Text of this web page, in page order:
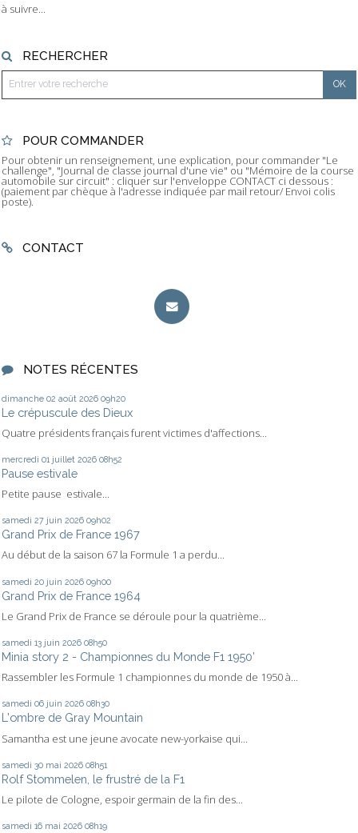
à suivre...
RECHERCHER
POUR COMMANDER
Pour obtenir un renseignement, une explication, pour commander "Le
challenge", "Journal de classe journal d'une vie" ou "Mémoire de la course
automobile sur circuit" : cliquer sur l'enveloppe CONTACT ci dessous :
(paiement par chèque à l'adresse indiquée par mail retour/ Envoi colis
poste).
CONTACT
NOTES RÉCENTES
dimanche 02 août 2026 09h20
Le crépuscule des Dieux
Quatre présidents français furent victimes d'affections...
mercredi 01 juillet 2026 08h52
Pause estivale
Petite pause estivale...
samedi 27 juin 2026 09h02
Grand Prix de France 1967
Au début de la saison 67 la Formule 1 a perdu...
samedi 20 juin 2026 09h00
Grand Prix de France 1964
Le Grand Prix de France se déroule pour la quatrième...
samedi 13 juin 2026 08h50
Minia story 2 - Championnes du Monde F1 1950’
Rassembler les Formule 1 championnes du monde de 1950 à...
samedi 06 juin 2026 08h30
L'ombre de Gray Mountain
Samantha est une jeune avocate new-yorkaise qui...
samedi 30 mai 2026 08h51
Rolf Stommelen, le frustré de la F1
Le pilote de Cologne, espoir germain de la fin des...
samedi 16 mai 2026 08h19